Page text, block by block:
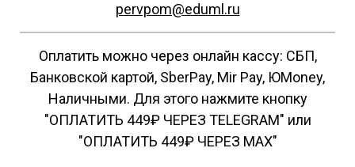
pervpom@eduml.ru
Оплатить можно через онлайн кассу: СБП,
Банковской картой, SberPay, Mir Pay, ЮMoney,
Наличными. Для этого нажмите кнопку
"ОПЛАТИТЬ 449₽ ЧЕРЕЗ TELEGRAM" или
"ОПЛАТИТЬ 449₽ ЧЕРЕЗ MAX"